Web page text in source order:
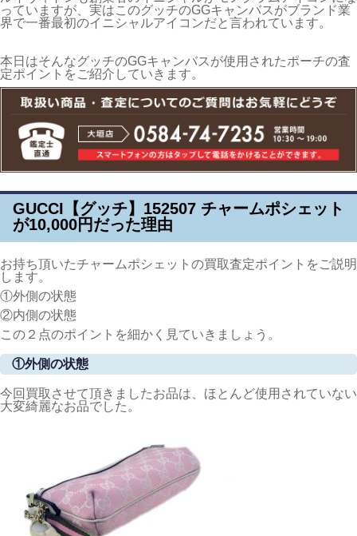
っていますが、実はこのグッチのGGキャンバスがブランド業
界で一番最初のイニシャルアイコンだと言われています。
本日はそんなグッチのGGキャンバスが使用されたポーチの査
定ポイントをご紹介していきます。
GUCCI【グッチ】152507 チャームポシェット
が10,000円だった理由
お持ち頂いたチャームポシェットの買取査定ポイントをご説明
します。
①外側の状態
②内側の状態
この２点のポイントを細かく見ていきましょう。
①外側の状態
今回買取させて頂きましたお品は、ほとんど使用されていない
大変綺麗なお品でした。